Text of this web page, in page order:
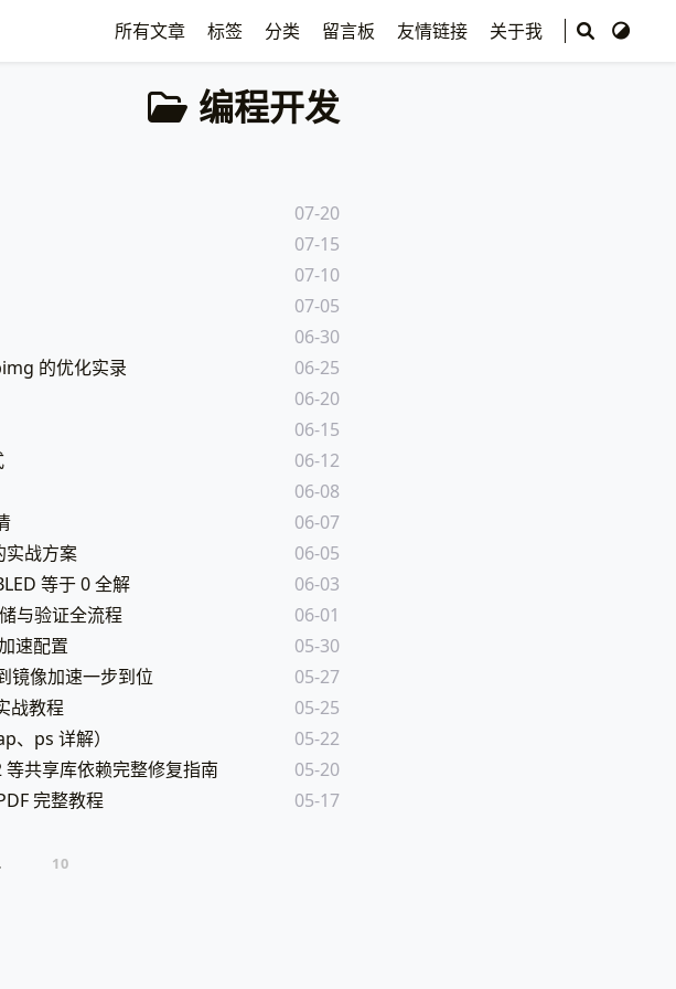
所有文章 标签 分类 留言板 友情链接 关于我
编程开发
07-20
07-15
07-10
07-05
06-30
的优化实录
06-25
06-20
06-15
06-12
06-08
06-07
实战方案
06-05
等于 0 全解
06-03
与验证全流程
06-01
速配置
05-30
镜像加速一步到位
05-27
战教程
05-25
、ps 详解）
05-22
共享库依赖完整修复指南
05-20
完整教程
05-17
10